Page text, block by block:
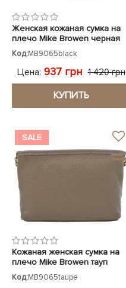
Женская кожаная сумка на
плечо Mike Browen черная
Код:MB9065black
Цена: 937 грн 1 420 грн
КУПИТЬ
SALE
Кожаная женская сумка на
плечо Mike Browen тауп
Код:MB9065taupe